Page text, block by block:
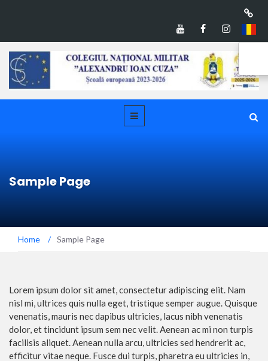
Sample Page
Home / Sample Page
Lorem ipsum dolor sit amet, consectetur adipiscing elit. Nam
nisl mi, ultrices quis nulla eget, tristique semper augue. Quisque
venenatis, mauris nec dapibus ultricies, lacus nibh venenatis
dolor, et tincidunt ipsum sem nec velit. Aenean ac mi non turpis
facilisis aliquet. Aenean nulla arcu, ultricies sed hendrerit ac,
efficitur vitae neque. Fusce dui turpis, pharetra eu ultricies in,